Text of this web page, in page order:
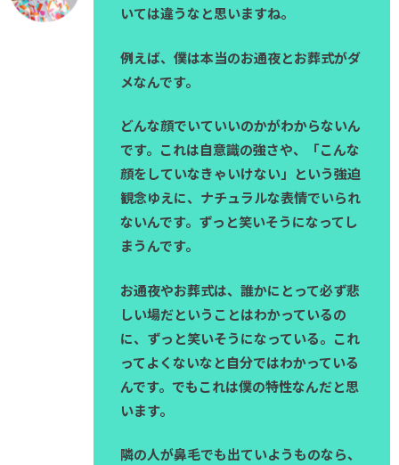
いては違うなと思いますね。
例えば、僕は本当のお通夜とお葬式がダ
メなんです。
どんな顔でいていいのかがわからないん
です。これは自意識の強さや、「こんな
顔をしていなきゃいけない」という強迫
観念ゆえに、ナチュラルな表情でいられ
ないんです。ずっと笑いそうになってし
まうんです。
お通夜やお葬式は、誰かにとって必ず悲
しい場だということはわかっているの
に、ずっと笑いそうになっている。これ
ってよくないなと自分ではわかっている
んです。でもこれは僕の特性なんだと思
います。
隣の人が鼻毛でも出ていようものなら、